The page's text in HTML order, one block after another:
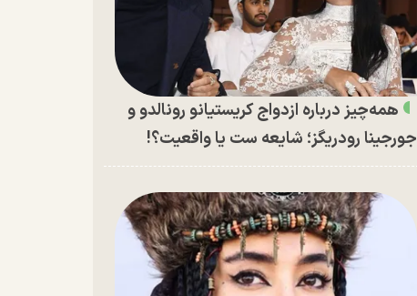
همه‌چیز درباره ازدواج کریستیانو رونالدو و
جورجینا رودریگز؛ شایعه ست یا واقعیت؟!